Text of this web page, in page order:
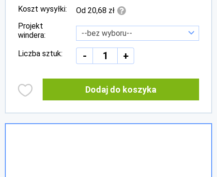
Koszt wysyłki:
Od 20,68 zł
Projekt
windera:
Liczba sztuk:
- +
Dodaj do koszyka